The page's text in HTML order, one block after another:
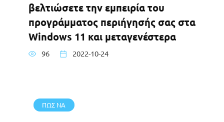
βελτιώσετε την εμπειρία του
προγράμματος περιήγησής σας στα
Windows 11 και μεταγενέστερα
96 2022-10-24
ΠΩΣ ΝΑ